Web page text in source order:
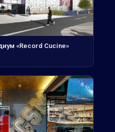
«Record Cucine»